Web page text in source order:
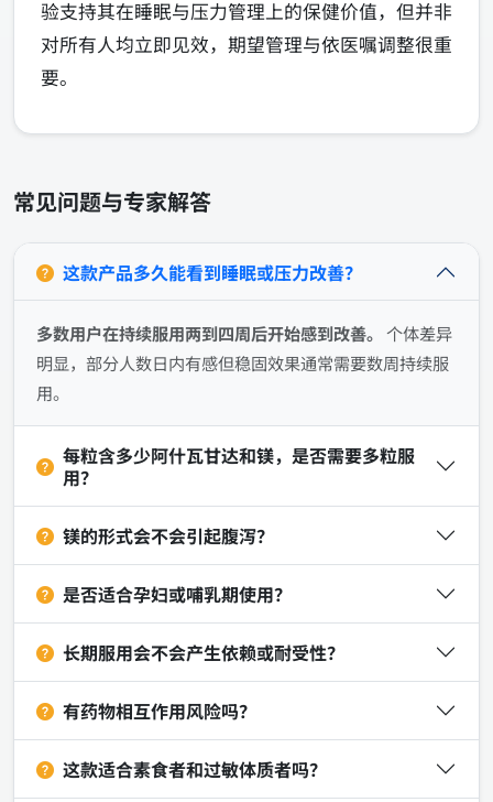
验支持其在睡眠与压力管理上的保健价值，但并非
对所有人均立即见效，期望管理与依医嘱调整很重
要。
常见问题与专家解答
这款产品多久能看到睡眠或压力改善？
多数用户在持续服用两到四周后开始感到改善。 个体差异
明显，部分人数日内有感但稳固效果通常需要数周持续服
用。
每粒含多少阿什瓦甘达和镁，是否需要多粒服
用？
镁的形式会不会引起腹泻？
是否适合孕妇或哺乳期使用？
长期服用会不会产生依赖或耐受性？
有药物相互作用风险吗？
这款适合素食者和过敏体质者吗？